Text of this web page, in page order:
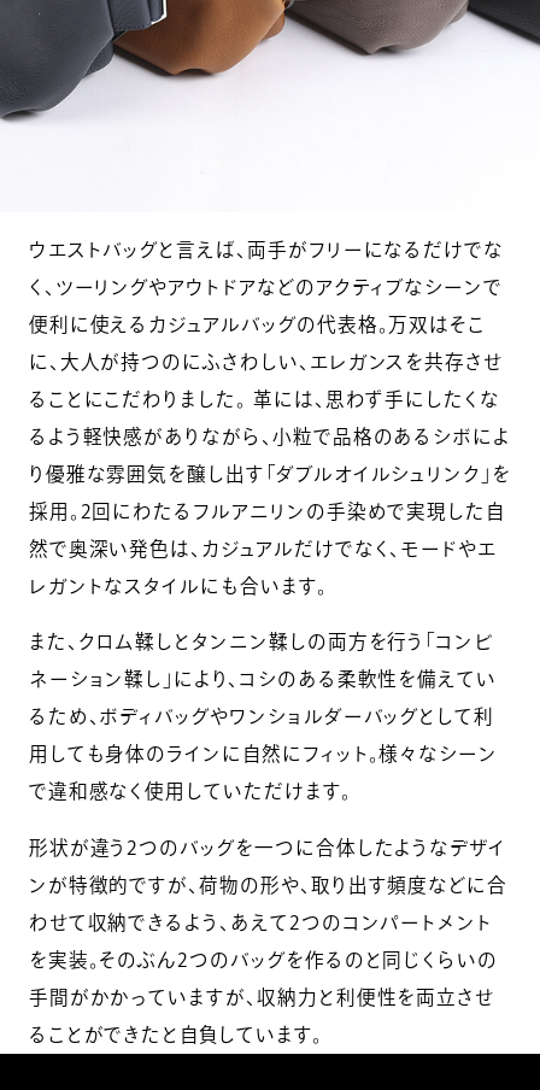
ウエストバッグと言えば、両手がフリーになるだけでな
く、ツーリングやアウトドアなどのアクティブなシーンで
便利に使えるカジュアルバッグの代表格。万双はそこ
に、大人が持つのにふさわしい、エレガンスを共存させ
ることにこだわりました。 革には、思わず手にしたくな
るよう軽快感がありながら、小粒で品格のあるシボによ
り優雅な雰囲気を醸し出す「ダブルオイルシュリンク」を
採用。2回にわたるフルアニリンの手染めで実現した自
然で奥深い発色は、カジュアルだけでなく、モードやエ
レガントなスタイルにも合います。
また、クロム鞣しとタンニン鞣しの両方を行う「コンビ
ネーション鞣し」により、コシのある柔軟性を備えてい
るため、ボディバッグやワンショルダーバッグとして利
用しても身体のラインに自然にフィット。様々なシーン
で違和感なく使用していただけます。
形状が違う2つのバッグを一つに合体したようなデザイ
ンが特徴的ですが、荷物の形や、取り出す頻度などに合
わせて収納できるよう、あえて2つのコンパートメント
を実装。そのぶん2つのバッグを作るのと同じくらいの
手間がかかっていますが、収納力と利便性を両立させ
ることができたと自負しています。